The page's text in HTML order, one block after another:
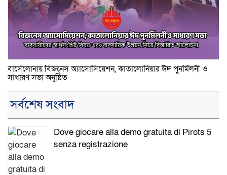
বার্সেলোনায় বিজনেস অ্যাসোসিয়েশন, কাতালোনিয়ার ঈদ পুনর্মিলনী ও
সাধারণ সভা অনুষ্ঠিত
সর্বশেষ সংবাদ
Dove giocare alla demo gratuita di Pirots 5
senza registrazione